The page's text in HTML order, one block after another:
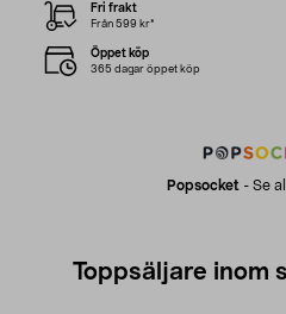
Popsocket - Se
Fri frakt
Från 599 kr*
Öppet köp
365 dagar öppet köp
Toppsäljare inom